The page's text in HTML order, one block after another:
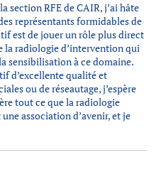
section RFE de CAIR, j’ai hâte
représentants formidables de
est de jouer un rôle plus direct
la radiologie d’intervention qui
sensibilisation à ce domaine.
d’excellente qualité et
ou de réseautage, j’espère
tout ce que la radiologie
association d’avenir, et je